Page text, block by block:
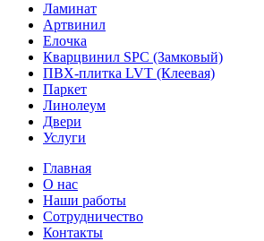
Ламинат
Артвинил
Елочка
Кварцвинил SPC (Замковый)
ПВХ-плитка LVT (Клеевая)
Паркет
Линолеум
Двери
Услуги
Главная
О нас
Наши работы
Сотрудничество
Контакты